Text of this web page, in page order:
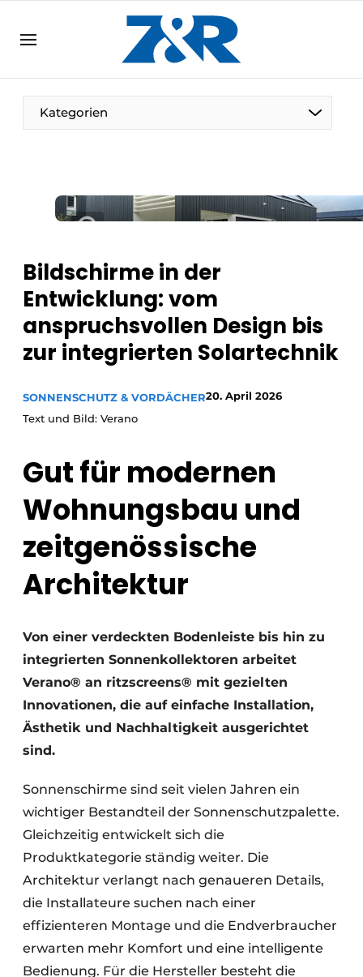
DE EN
DE
Kategorien
Bildschirme in der
Entwicklung: vom
anspruchsvollen Design bis
zur integrierten Solartechnik
SONNENSCHUTZ & VORDÄCHER20. April 2026
Text und Bild: Verano
Gut für modernen
Wohnungsbau und
zeitgenössische
Architektur
Von einer verdeckten Bodenleiste bis hin zu
integrierten Sonnenkollektoren arbeitet
Verano® an ritzscreens® mit gezielten
Innovationen, die auf einfache Installation,
Ästhetik und Nachhaltigkeit ausgerichtet
sind.
Sonnenschirme sind seit vielen Jahren ein
wichtiger Bestandteil der Sonnenschutzpalette.
Gleichzeitig entwickelt sich die
Produktkategorie ständig weiter. Die
Architektur verlangt nach genaueren Details,
die Installateure suchen nach einer
effizienteren Montage und die Endverbraucher
erwarten mehr Komfort und eine intelligente
Bedienung. Für die Hersteller besteht die